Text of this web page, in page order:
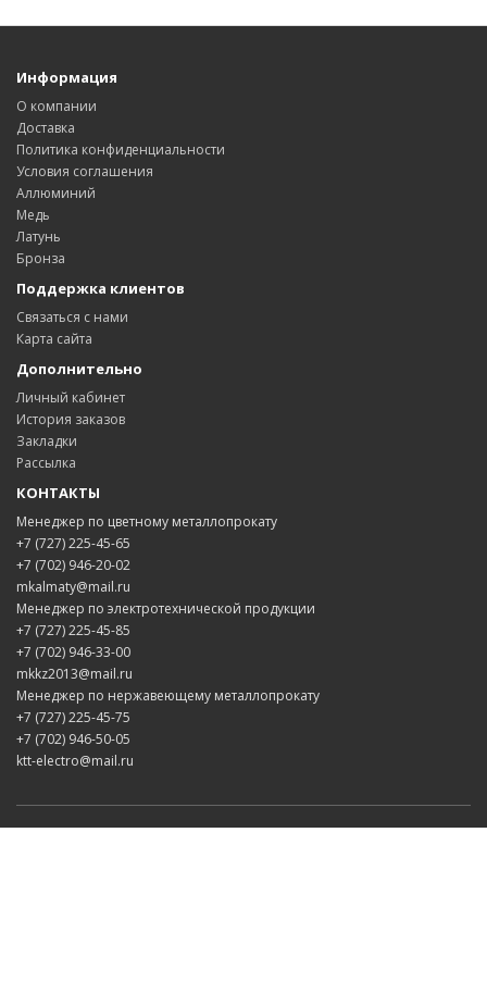
Информация
О компании
Доставка
Политика конфиденциальности
Условия соглашения
Аллюминий
Медь
Латунь
Бронза
Поддержка клиентов
Связаться с нами
Карта сайта
Дополнительно
Личный кабинет
История заказов
Закладки
Рассылка
КОНТАКТЫ
Менеджер по цветному металлопрокату
+7 (727) 225-45-65
+7 (702) 946-20-02
mkalmaty@mail.ru
Менеджер по электротехнической продукции
+7 (727) 225-45-85
+7 (702) 946-33-00
mkkz2013@mail.ru
Менеджер по нержавеющему металлопрокату
+7 (727) 225-45-75
+7 (702) 946-50-05
ktt-electro@mail.ru